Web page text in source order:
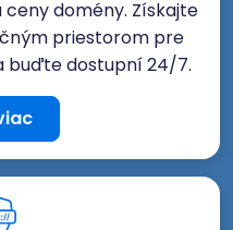
domény. Získajte
priestorom pre
buďte dostupní 24/7.